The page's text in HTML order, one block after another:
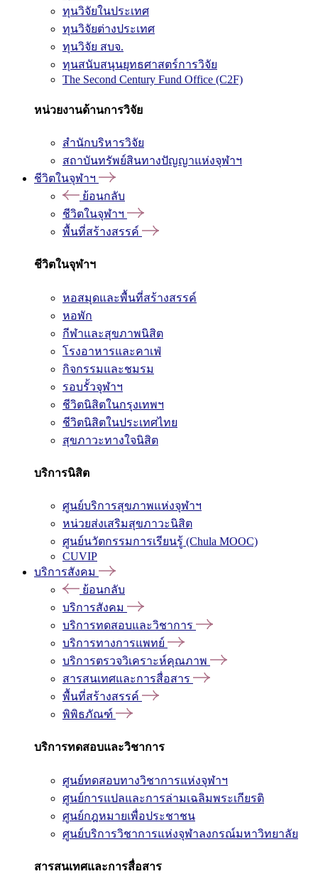
ทุนวิจัยในประเทศ
ทุนวิจัยต่างประเทศ
ทุนวิจัย สบจ.
ทุนสนับสนุนยุทธศาสตร์การวิจัย
The Second Century Fund Office (C2F)
หน่วยงานด้านการวิจัย
สำนักบริหารวิจัย
สถาบันทรัพย์สินทางปัญญาแห่งจุฬาฯ
ชีวิตในจุฬาฯ
ย้อนกลับ
ชีวิตในจุฬาฯ
พื้นที่สร้างสรรค์
ชีวิตในจุฬาฯ
หอสมุดและพื้นที่สร้างสรรค์
หอพัก
กีฬาและสุขภาพนิสิต
โรงอาหารและคาเฟ่
กิจกรรมและชมรม
รอบรั้วจุฬาฯ
ชีวิตนิสิตในกรุงเทพฯ
ชีวิตนิสิตในประเทศไทย
สุขภาวะทางใจนิสิต
บริการนิสิต
ศูนย์บริการสุขภาพแห่งจุฬาฯ
หน่วยส่งเสริมสุขภาวะนิสิต
ศูนย์นวัตกรรมการเรียนรู้ (Chula MOOC)
CUVIP
บริการสังคม
ย้อนกลับ
บริการสังคม
บริการทดสอบและวิชาการ
บริการทางการแพทย์
บริการตรวจวิเคราะห์คุณภาพ
สารสนเทศและการสื่อสาร
พื้นที่สร้างสรรค์
พิพิธภัณฑ์
บริการทดสอบและวิชาการ
ศูนย์ทดสอบทางวิชาการแห่งจุฬาฯ
ศูนย์การแปลและการล่ามเฉลิมพระเกียรติ
ศูนย์กฎหมายเพื่อประชาชน
ศูนย์บริการวิชาการแห่งจุฬาลงกรณ์มหาวิทยาลัย
สารสนเทศและการสื่อสาร